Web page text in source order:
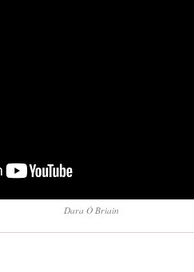
Dara Ó Briain